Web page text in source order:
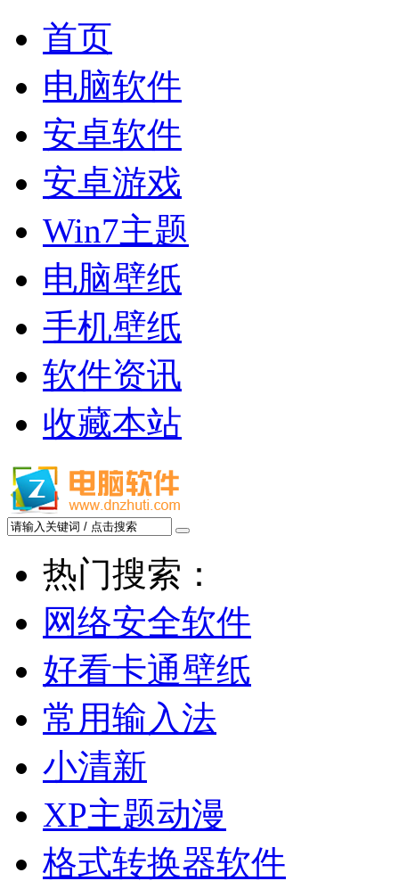
首页
电脑软件
安卓软件
安卓游戏
Win7主题
电脑壁纸
手机壁纸
软件资讯
收藏本站
热门搜索：
网络安全软件
好看卡通壁纸
常用输入法
小清新
XP主题动漫
格式转换器软件